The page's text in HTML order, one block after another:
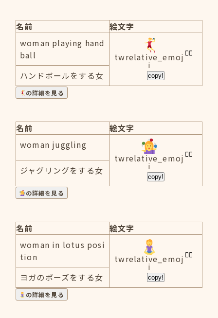
名前
絵文字
woman playing hand
ball
twrelative_emoj
i
copy!
ハンドボールをする女
の詳細を見る
名前
絵文字
woman juggling
twrelative_emoj
i
copy!
ジャグリングをする女
の詳細を見る
名前
絵文字
woman in lotus posi
tion
twrelative_emoj
i
copy!
ヨガのポーズをする女
の詳細を見る